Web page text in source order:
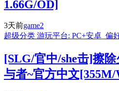
1.66G/OD]
3天前game2
超级分类 游玩平台: PC+安卓 偏
[SLG/官中/she击]擦
与者~官方中文